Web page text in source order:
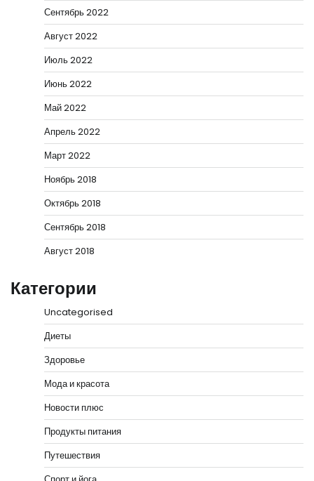
Сентябрь 2022
Август 2022
Июль 2022
Июнь 2022
Май 2022
Апрель 2022
Март 2022
Ноябрь 2018
Октябрь 2018
Сентябрь 2018
Август 2018
Категории
Uncategorised
Диеты
Здоровье
Мода и красота
Новости плюс
Продукты питания
Путешествия